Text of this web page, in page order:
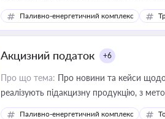
законодавства
Паливно-енергетичний комплекс
Акцизний податок +6
Про що тема: Про новини та кейси
реалізують підакцизну продукцію, з
Паливно-енергетичний комплекс